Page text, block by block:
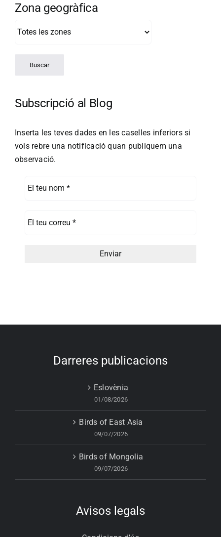
Zona geogràfica
Subscripció al Blog
Inserta les teves dades en les caselles inferiors si
vols rebre una notificació quan publiquem una
observació.
Darreres publicacions
Eslovènia
01/08/2026
Birds of East Asia
09/07/2026
Birds of Mongolia
09/07/2026
Avisos legals